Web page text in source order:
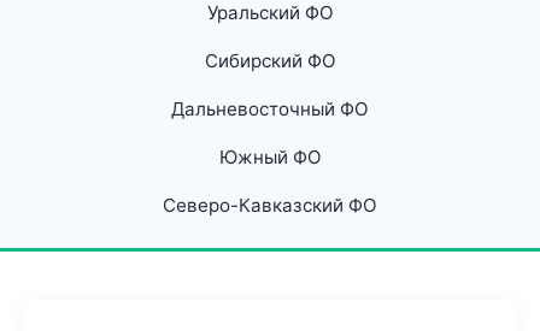
Уральский ФО
Сибирский ФО
Дальневосточный ФО
Южный ФО
Северо-Кавказский ФО